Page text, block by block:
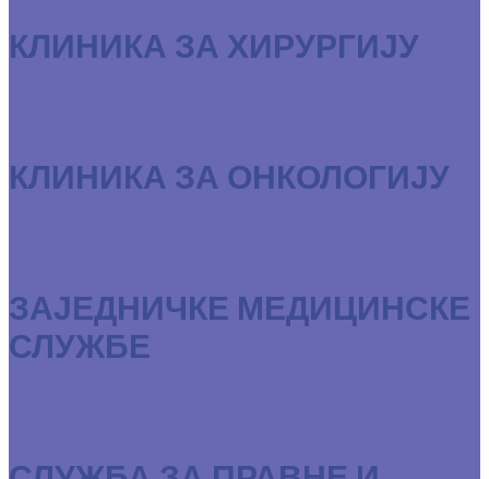
КЛИНИКА ЗА ХИРУРГИЈУ
КЛИНИКА ЗА ОНКОЛОГИЈУ
ЗАЈЕДНИЧКЕ МЕДИЦИНСКЕ
СЛУЖБЕ